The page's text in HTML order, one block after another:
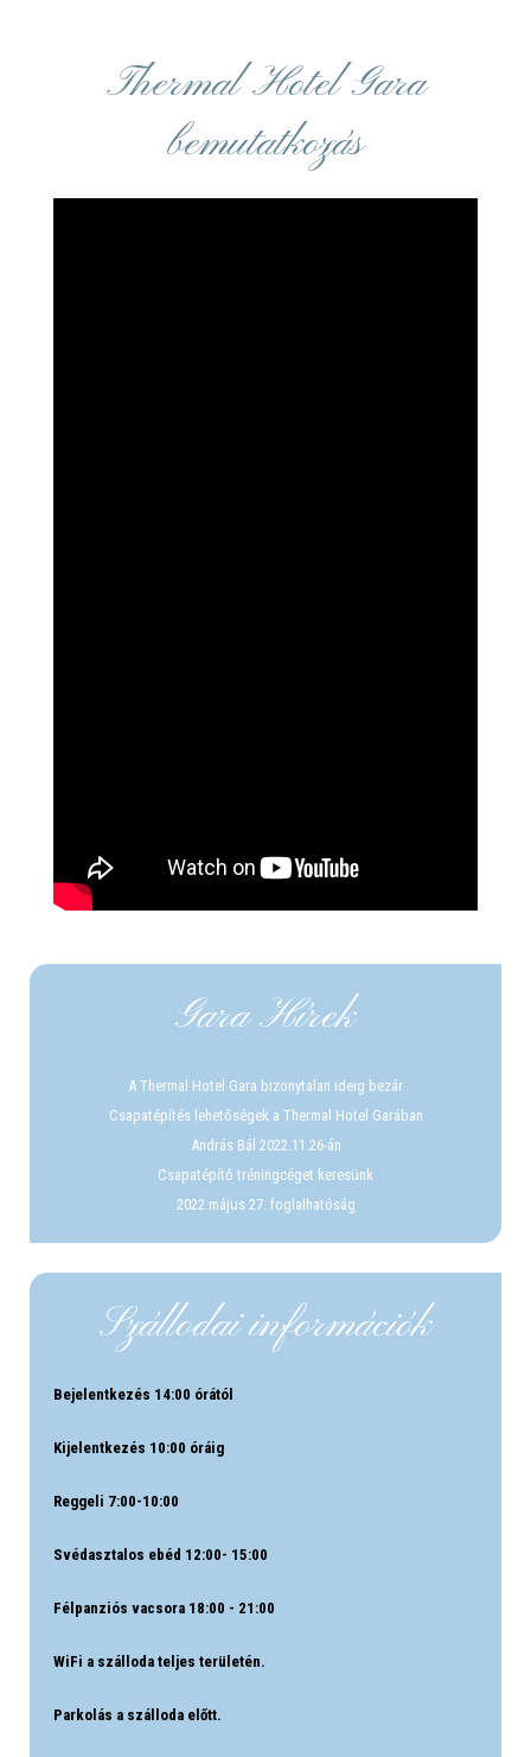
Thermal Hotel Gara
bemutatkozás
Gara Hírek
A Thermal Hotel Gara bizonytalan ideig bezár
Csapatépítés lehetőségek a Thermal Hotel Garában
András Bál 2022.11.26-án
Csapatépítő tréningcéget keresünk
2022.május 27. foglalhatóság
Szállodai információk
Bejelentkezés 14:00 órától
Kijelentkezés 10:00 óráig
Reggeli 7:00-10:00
Svédasztalos ebéd 12:00- 15:00
Félpanziós vacsora 18:00 - 21:00
WiFi a szálloda teljes területén.
Parkolás a szálloda előtt.